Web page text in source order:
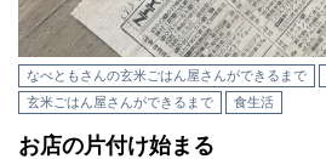
なべともさんの玄米ごはん屋さんができるまで
玄米ごはん屋さんができるまで
食生活
お店の片付け始まる